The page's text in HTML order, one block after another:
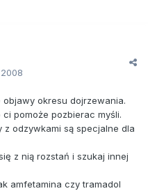
okresu dojrzewania.
pomoże pozbierac myśli.
odzywkami są specjalne dla
z nią rozstań i szukaj innej
amfetamina czy tramadol